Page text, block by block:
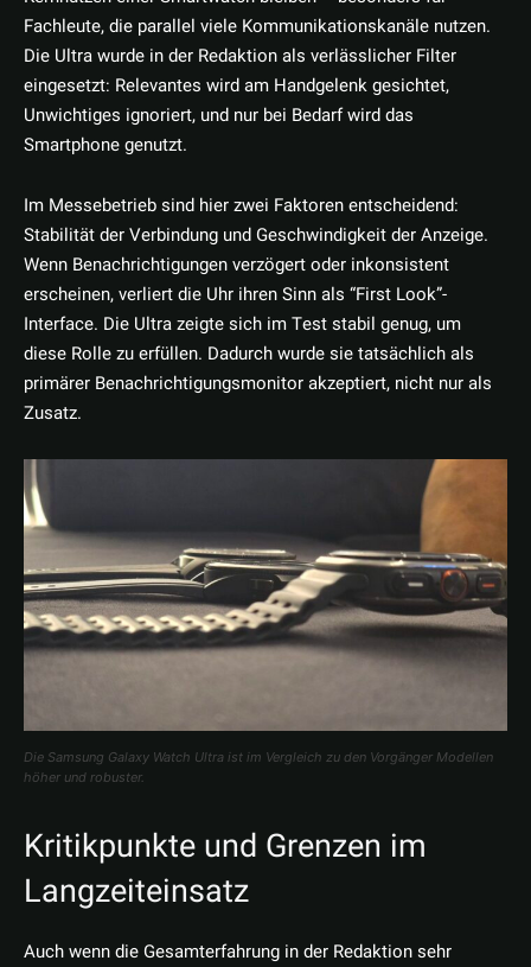
Fachleute, die parallel viele Kommunikationskanäle nutzen.
Die Ultra wurde in der Redaktion als verlässlicher Filter
eingesetzt: Relevantes wird am Handgelenk gesichtet,
Unwichtiges ignoriert, und nur bei Bedarf wird das
Smartphone genutzt.
Im Messebetrieb sind hier zwei Faktoren entscheidend:
Stabilität der Verbindung und Geschwindigkeit der Anzeige.
Wenn Benachrichtigungen verzögert oder inkonsistent
erscheinen, verliert die Uhr ihren Sinn als “First Look”-
Interface. Die Ultra zeigte sich im Test stabil genug, um
diese Rolle zu erfüllen. Dadurch wurde sie tatsächlich als
primärer Benachrichtigungsmonitor akzeptiert, nicht nur als
Zusatz.
Die Samsung Galaxy Watch Ultra ist im Vergleich zu den Vorgänger Modellen
höher und robuster.
Kritikpunkte und Grenzen im
Langzeiteinsatz
Auch wenn die Gesamterfahrung in der Redaktion sehr